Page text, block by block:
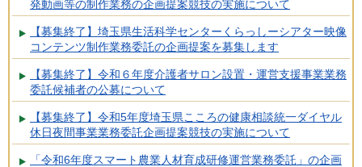
発動画等の制作業務の企画提案競技の実施について
【募集終了】埼玉県生活科学センターくらっしーシアター映像
コンテンツ制作業務委託の企画提案を募集します
【募集終了】令和６年度介護者サロン設置・運営支援事業業務
委託候補者の公募について
【募集終了】令和5年度埼玉県こころの健康相談統一ダイヤル
休日夜間事業業務委託企画提案競技の実施について
「令和6年度スマート農業人材育成研修運営業務委託」の企画